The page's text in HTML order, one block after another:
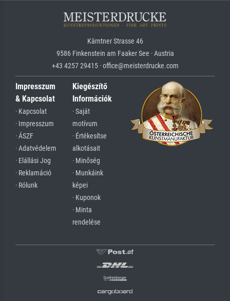
Kärntner Strasse 46
9586 Finkenstein am Faaker See · Austria
+43 4257 29415 · office@meisterdrucke.com
Impresszum
& Kapcsolat
· Kapcsolat
· Impresszum
· ÁSZF
· Adatvédelem
· Elállási Jog
· Reklamáció
· Rólunk
Kiegészítő
Információk
· Saját
motívum
· Értékesítse
alkotásait
· Minőség
· Munkáink
képei
· Kuponok
· Minta
rendelése